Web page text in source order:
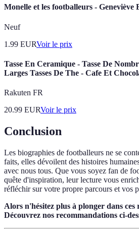
Monelle et les footballeurs - Geneviève
Neuf
1.99 EURVoir le prix
Tasse En Ceramique - Tasse De
Larges Tasses De The - Cafe Et
Rakuten FR
20.99 EURVoir le prix
Conclusion
Les biographies de footballeurs ne se
faits, elles dévoilent des histoires
avec nous tous. Que vous soyez fan de
quête d'inspiration, leur lecture vous
réfléchir sur votre propre parcours et vos
Alors n'hésitez plus à plonger dans ces
Découvrez nos recommandations ci-